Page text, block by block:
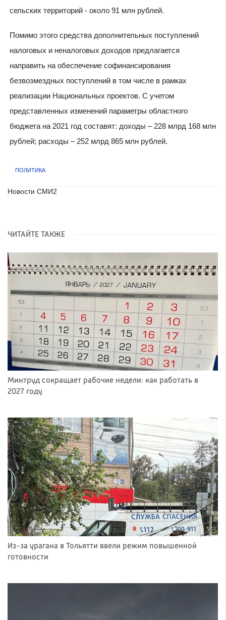
сельских территорий - около 91 млн рублей.
Помимо этого средства дополнительных поступлений
налоговых и неналоговых доходов предлагается
направить на обеспечение софинансирования
безвозмездных поступлений в том числе в рамках
реализации Национальных проектов. С учетом
представленных изменений параметры областного
бюджета на 2021 год составят: доходы – 228 млрд 168 млн
рублей; расходы – 252 млрд 865 млн рублей.
ПОЛИТИКА
Новости СМИ2
ЧИТАЙТЕ ТАКЖЕ
Минтруд сокращает рабочие недели: как работать в
2027 году
Из-за урагана в Тольятти ввели режим повышенной
готовности